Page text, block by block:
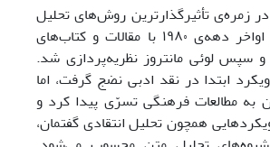
در زمره‌ی تأثیرگذارترین روش‌های تحلیل
متن است که از اواخر دهه‌ی ۱۹۸۰ با مقالات و کتاب‌های
و سپس لوئی مانتروز نظریه‌پردازی شد.
ابتدا در نقد ادبی نضج گرفت، اما
به مطالعات فرهنگی تسرّی پیدا کرد و
همچون تحلیل انتقادی گفتمان،